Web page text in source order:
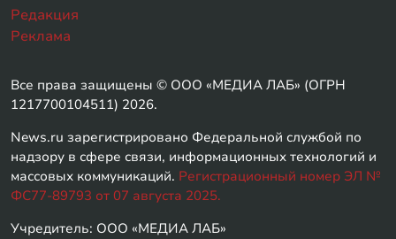
Редакция
Реклама
Все права защищены © ООО «МЕДИА ЛАБ» (ОГРН
1217700104511) 2026.
News.ru зарегистрировано Федеральной службой по
надзору в сфере связи, информационных технологий и
массовых коммуникаций. Регистрационный номер ЭЛ №
ФС77-89793 от 07 августа 2025.
Учредитель: ООО «МЕДИА ЛАБ»